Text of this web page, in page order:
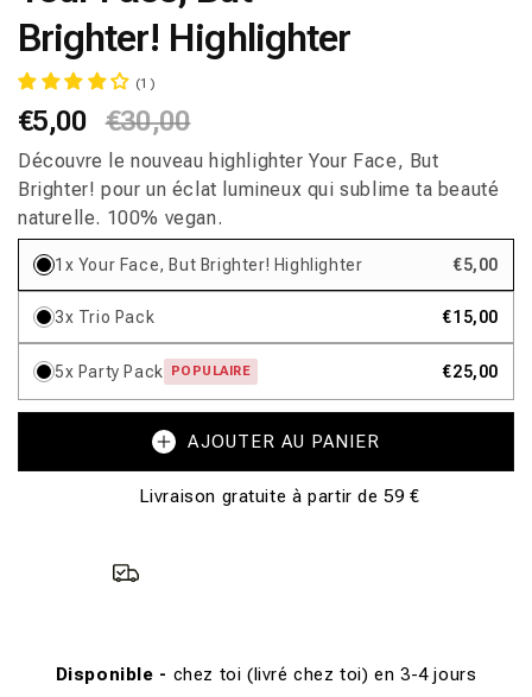
modale
Brighter! Highlighter
(1)
Prix
habituel
€5,00 Prix
promotionnel
€30,00
Découvre le nouveau highlighter Your Face, But
Brighter! pour un éclat lumineux qui sublime ta beauté
naturelle. 100% vegan.
1x Your Face, But Brighter! Highlighter €5,00
3x Trio Pack €15,00
5x Party Pack POPULAIRE €25,00
AJOUTER AU PANIER
Livraison gratuite à partir de 59 €
Disponible - chez toi (livré chez toi) en 3-4 jours